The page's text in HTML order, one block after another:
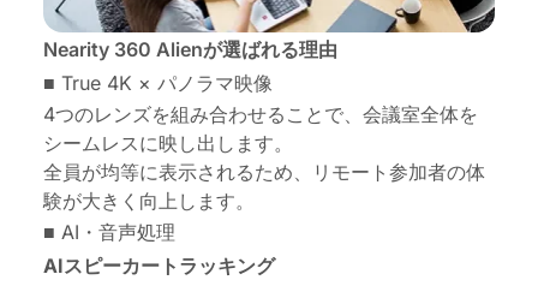
Nearity 360 Alienが選ばれる理由
■ True 4K × パノラマ映像
4つのレンズを組み合わせることで、会議室全体を
シームレスに映し出します。
全員が均等に表示されるため、リモート参加者の体
験が大きく向上します。
■ AI・音声処理
AIスピーカートラッキング